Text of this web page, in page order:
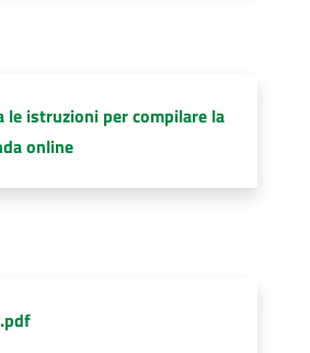
le istruzioni per compilare la
online